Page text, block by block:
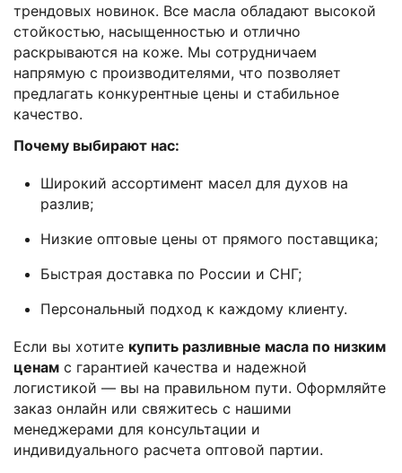
трендовых новинок. Все масла обладают высокой
стойкостью, насыщенностью и отлично
раскрываются на коже. Мы сотрудничаем
напрямую с производителями, что позволяет
предлагать конкурентные цены и стабильное
качество.
Почему выбирают нас:
Широкий ассортимент масел для духов на
разлив;
Низкие оптовые цены от прямого поставщика;
Быстрая доставка по России и СНГ;
Персональный подход к каждому клиенту.
Если вы хотите купить разливные масла по низким
ценам с гарантией качества и надежной
логистикой — вы на правильном пути. Оформляйте
заказ онлайн или свяжитесь с нашими
менеджерами для консультации и
индивидуального расчета оптовой партии.